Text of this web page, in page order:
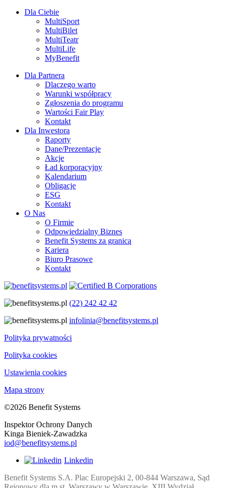
Dla Ciebie
MultiSport
MultiBilet
MultiTeatr
MultiLife
MyBenefit
Dla Partnera
Dlaczego warto
Warunki współpracy
Zgłoszenia do programu
Wartości Fair Play
Kontakt
Dla Inwestora
Raporty
Dane/Prezentacje
Akcje
Ład korporacyjny
Kalendarium
Obligacje
ESG
Kontakt
O Nas
O Firmie
Odpowiedzialny Biznes
Benefit Systems za granicą
Kariera
Biuro Prasowe
Kontakt
(22) 242 42 42
infolinia@benefitsystems.pl
Polityka prywatności
Polityka cookies
Ustawienia cookies
Mapa strony
©2026 Benefit Systems
Inspektor Ochrony Danych
Kinga Bieniek-Zawadzka
iod@benefitsystems.pl
Linkedin
Benefit Systems S.A. Plac Europejski 2, 00-844 Warszawa, Sąd